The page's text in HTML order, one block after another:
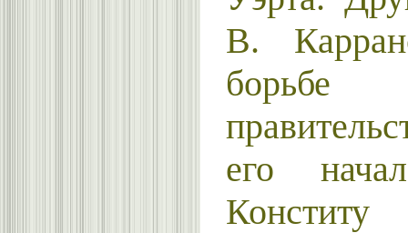
В.
его
Конститу